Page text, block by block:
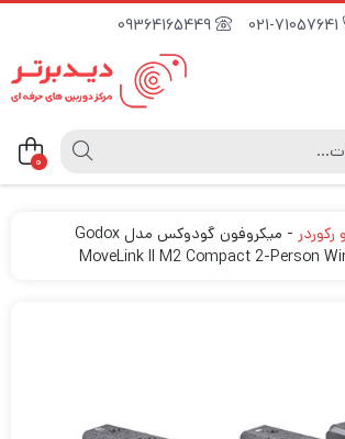
09364165449
0
-
میکروفون گودوکس مدل Godox
MoveLink II M2 Compact 2-Person